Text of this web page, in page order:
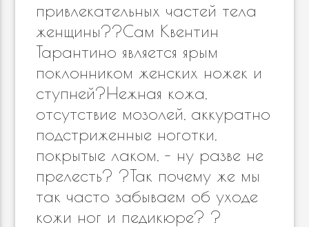
привлекательных частей тела
женщины??Сам Квентин
Тарантино является ярым
поклонником женских ножек и
ступней?Нежная кожа,
отсутствие мозолей, аккуратно
подстриженные ноготки,
покрытые лаком, – ну разве не
прелесть? ?Так почему же мы
так часто забываем об уходе
кожи ног и педикюре? ?